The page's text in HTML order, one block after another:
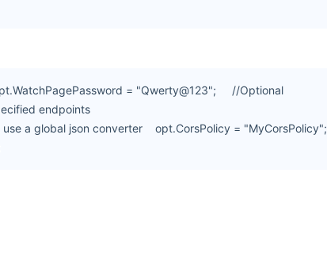
= "Qwerty@123"; //Optional
endpoints
a global json converter opt.CorsPolicy = "MyCorsPolicy";